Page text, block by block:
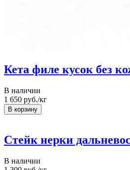
Кета филе кусок без
В наличии
1 650 руб./кг
Стейк нерки
В наличии